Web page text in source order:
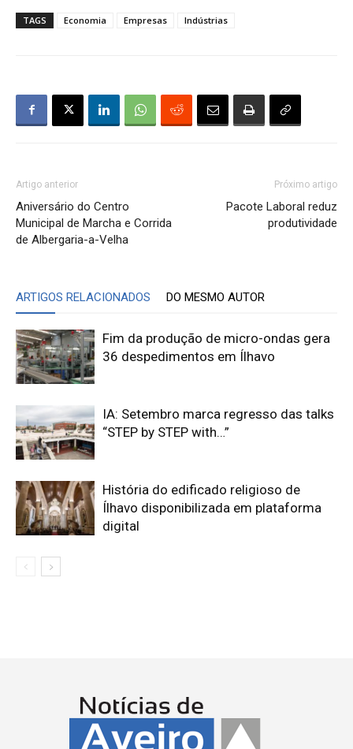
TAGS Economia Empresas Indústrias
Artigo anterior
Aniversário do Centro
Municipal de Marcha e Corrida
de Albergaria-a-Velha
Próximo artigo
Pacote Laboral reduz
produtividade
ARTIGOS RELACIONADOS DO MESMO AUTOR
Fim da produção de micro-ondas gera
36 despedimentos em Ílhavo
IA: Setembro marca regresso das talks
“STEP by STEP with…”
História do edificado religioso de
Ílhavo disponibilizada em plataforma
digital